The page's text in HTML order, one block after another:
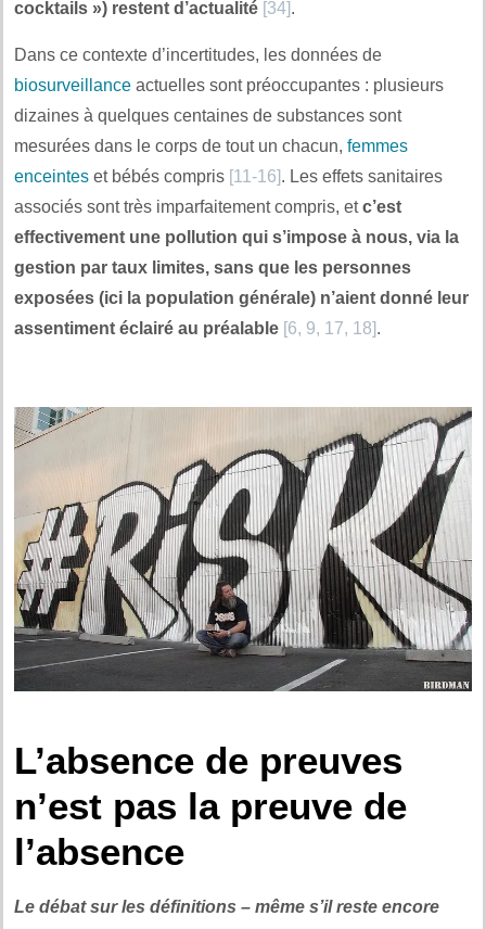
cocktails ») restent d’actualité [34].
Dans ce contexte d’incertitudes, les données de
biosurveillance actuelles sont préoccupantes : plusieurs
dizaines à quelques centaines de substances sont
mesurées dans le corps de tout un chacun, femmes
enceintes et bébés compris [11-16]. Les effets sanitaires
associés sont très imparfaitement compris, etc’est
effectivement une pollution qui s’impose à nous, via la
gestion par taux limites, sans que les personnes
exposées (ici la population générale) n’aient donné leur
assentiment éclairé au préalable [6, 9, 17, 18].
L’absence de preuves
n’est pas la preuve de
l’absence
Le débat sur les définitions – même s’il reste encore